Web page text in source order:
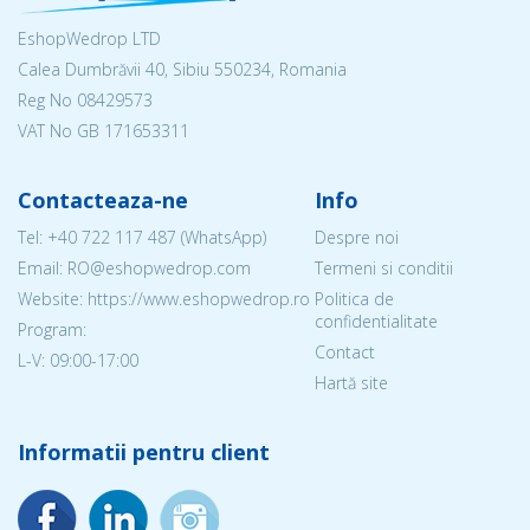
EshopWedrop LTD
Calea Dumbrăvii 40, Sibiu 550234, Romania
Reg No 08429573
VAT No GB 171653311
Contacteaza-ne
Tel: +40 722 117 487 (WhatsApp)
Email: RO@eshopwedrop.com
Website: https://www.eshopwedrop.ro
Program:
L-V: 09:00-17:00
Info
Despre noi
Termeni si conditii
Politica de
confidentialitate
Contact
Hartă site
Informatii pentru client